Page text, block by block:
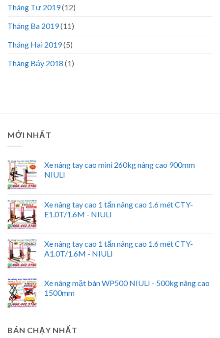
Tháng Tư 2019(12)
Tháng Ba 2019(11)
Tháng Hai 2019(5)
Tháng Bảy 2018 (1)
MỚI NHẤT
Xe nâng tay cao mini 260kg nâng cao 900mm
NIULI
Xe nâng tay cao 1 tấn nâng cao 1.6 mét CTY-
E1.0T/1.6M - NIULI
Xe nâng tay cao 1 tấn nâng cao 1.6 mét CTY-
A1.0T/1.6M - NIULI
Xe nâng mặt bàn WP500 NIULI - 500kg nâng cao
1500mm
BÁN CHẠY NHẤT